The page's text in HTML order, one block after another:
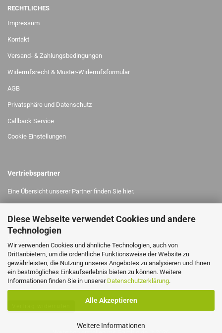
Diese Webseite verwendet Cookies und andere
Technologien
Wir verwenden Cookies und ähnliche Technologien, auch von
Drittanbietern, um die ordentliche Funktionsweise der Website zu
gewährleisten, die Nutzung unseres Angebotes zu analysieren und Ihnen
ein bestmögliches Einkaufserlebnis bieten zu können. Weitere
Informationen finden Sie in unserer Datenschutzerklärung.
Alle Akzeptieren
Weitere Informationen
RECHTLICHES
Impressum
Kontakt
Versand- & Zahlungsbedingungen
Widerrufsrecht & Muster-Widerrufsformular
AGB
Privatsphäre und Datenschutz
Callback Service
Cookie Einstellungen
Vertriebspartner
Eine Übersicht unserer Partner finden Sie hier.
MEHR ÜBER,..
Uns
News
EAS Maschinenauf Youtube